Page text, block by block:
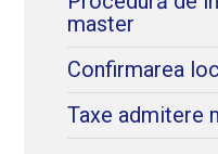
master
Confirmarea
Taxe admitere